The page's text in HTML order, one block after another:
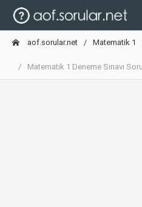
aof.sorular.net Matematik 1
Matematik 1 Deneme Sınavı